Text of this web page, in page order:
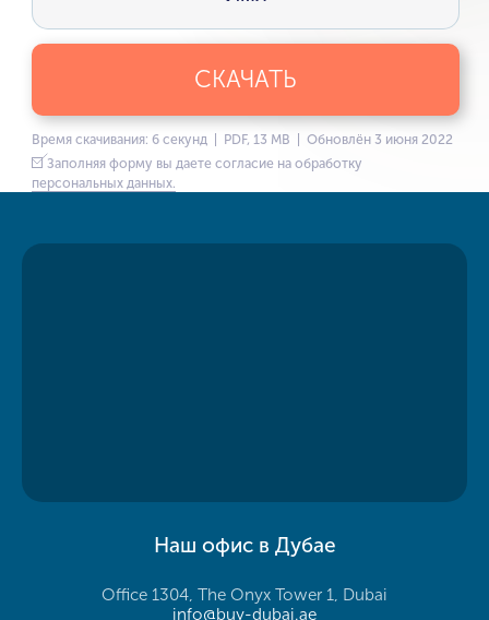
СКАЧАТЬ
Время скачивания: 6 секунд | PDF, 13 MB | Обновлён 3 июня 2022
Заполняя форму вы даете согласие на обработку
персональных данных.
Наш офис в Дубае
Office 1304, The Onyx Tower 1, Dubai
info@buy-dubai.ae